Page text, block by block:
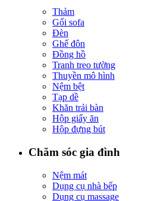
Thảm
Gối sofa
Đèn
Ghế đôn
Đồng hồ
Tranh treo tường
Thuyền mô hình
Nệm bệt
Tạp dề
Khăn trải bàn
Hộp giấy ăn
Hộp đựng bút
Chăm sóc gia đình
Nệm mát
Dụng cụ nhà bếp
Dụng cụ massage